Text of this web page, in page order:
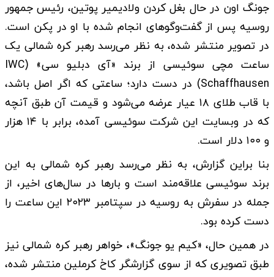
جونگ اون در حال بغل کردن ولادیمیر پوتین، رئیس جمهور
روسیه پس از گفت‌و‌گو‌های انجام شده با او در پکن است.
در تصویر منتشر شده، به نظر می‌رسد رهبر کره شمالی یک
ساعت مچی سوئیسی از برند «آی دبلیو سی» (IWC
Schaffhausen) در دست دارد؛ ساعتی که اگر اصل باشد،
با قاب طلای ۱۸ عیار عرضه می‌شود و قیمت آن طبق آنچه
که در وبسایت این شرکت سوئیسی آمده، برابر با ۱۴ هزار
و ۱۰۰ دلار است.
بنا براین گزارش، به نظر می‌رسد رهبر کره شمالی به این
برند سوئیسی علاقه‌مند است و بار‌ها در سال‌های اخیر، از
جمله در سفرش به روسیه در سپتامبر ۲۰۲۳ این ساعت را
دست کرده بود.
در همین حال، «کیم یو جونگ»، خواهر رهبر کره شمالی نیز
طبق تصویری که از سوی گزارشگر کاخ کرملین منتشر شده،